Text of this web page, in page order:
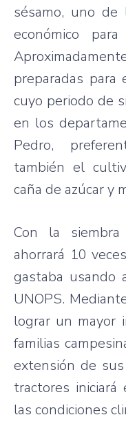
sésamo, uno
económico
preparadas
cuyo periodo de
en los
Pedro,
también el
caña de azúcar y
Con la siembra
ahorrará 10
gastaba usando
UNOPS.
lograr un mayor
familias
extensión de
tractores
las condiciones